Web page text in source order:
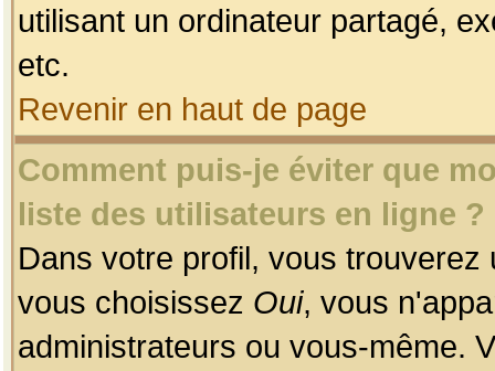
utilisant un ordinateur partagé,
etc.
Revenir en haut de page
Comment puis-je éviter que
liste des utilisateurs en ligne ?
Dans votre profil, vous
vous choisissez Oui, vous
administrateurs ou vous-même.